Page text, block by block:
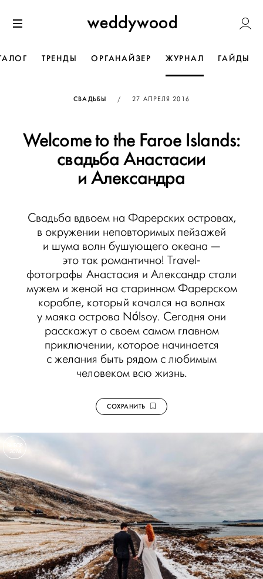
к содержанию
Weddywood
ТРЕНДЫ ОРГАНАЙЗЕР ЖУРНАЛ ГАЙДЫ
СВАДЬБЫ / ОПУБЛИКОВАНО
27 АПРЕЛЯ 2016
Welcome to the Faroe Islands:
свадьба Анастасии
и Александра
Свадьба вдвоем на Фарерских островах,
в окружении неповторимых пейзажей
и шума волн бушующего океана —
это так романтично! Travel-
фотографы Анастасия и Александр стали
мужем и женой на старинном Фарерском
корабле, который качался на волнах
у маяка острова Nólsoy. Сегодня они
расскажут о своем самом главном
приключении, которое начинается
с желания быть рядом с любимым
человеком всю жизнь.
СОХРАНИТЬ
ВЫБОР
2016